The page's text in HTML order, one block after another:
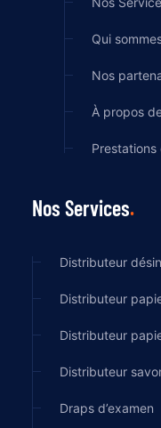
Qui
Nos
À propos
Prestations
Nos Services
Distributeur
Distributeur
Distributeur
Distributeur
Draps d’examen